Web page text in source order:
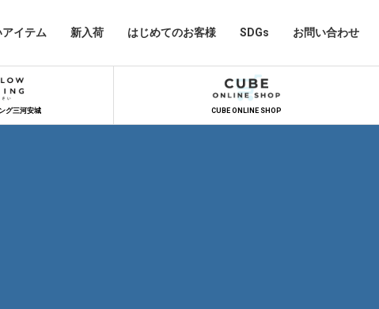
イテム 新入荷 はじめてのお客様 SDGs お問い合わせ
グ三河安城 CUBE ONLINE SHOP